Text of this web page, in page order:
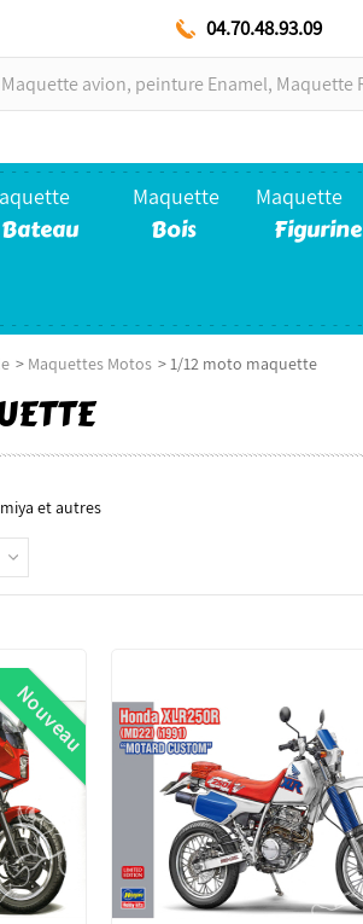
04.70.48.93.09
Bateau
Maquette
Bois
Maquette
Figurine
> Maquettes Motos >1/12 moto maquette
et autres
Nouveau